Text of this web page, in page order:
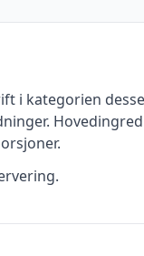
i kategorien
.